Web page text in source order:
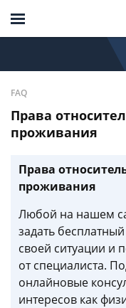
FAQ
Права
проживания
Права
проживания
Любой на нашем
задать
своей ситуации и
от специалиста.
онлайновые
интересов как